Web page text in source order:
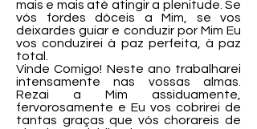
mais e mais até atingir a plenitude. Se
vós fordes dóceis a Mim, se vos
deixardes guiar e conduzir por Mim Eu
vos conduzirei à paz perfeita, à paz
total.
Vinde Comigo! Neste ano trabalharei
intensamente nas vossas almas.
Rezai a Mim assiduamente,
fervorosamente e Eu vos cobrirei de
tantas graças que vós chorareis de